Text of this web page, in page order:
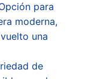
para
moderna,
una
de